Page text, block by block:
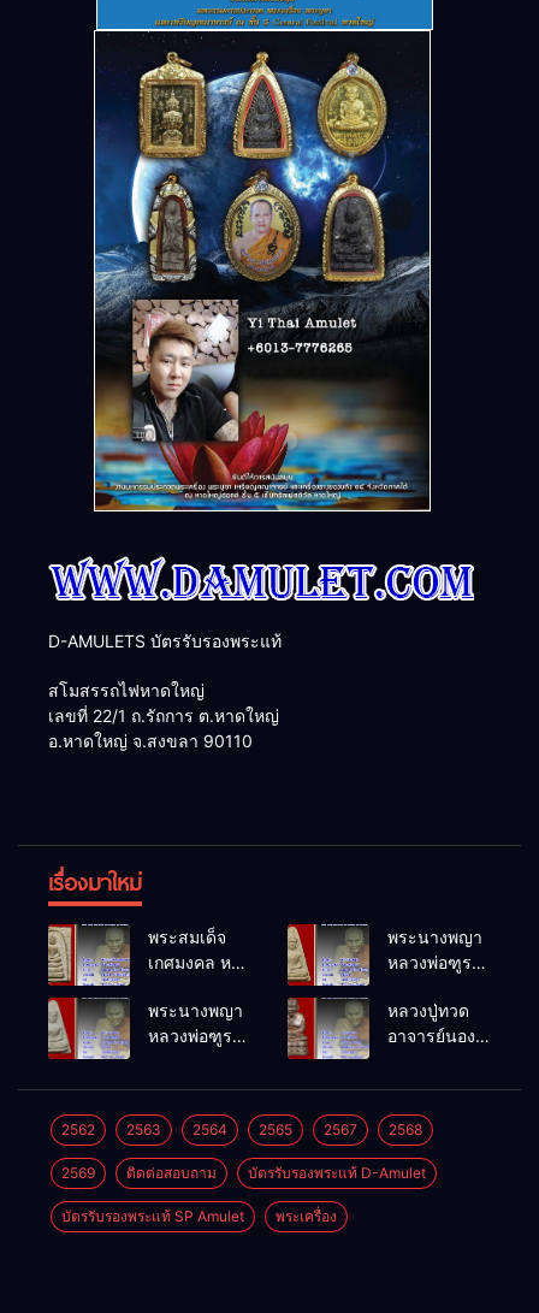
D-AMULETS บัตรรับรองพระแท้
สโมสรรถไฟหาดใหญ่
เลขที่ 22/1 ถ.รัถการ ต.หาดใหญ่
อ.หาดใหญ่ จ.สงขลา 90110
เรื่องมาใหม่
พระสมเด็จ
เกศมงคล หล
โพธิ์นิมิตร
พ.ศ.2512
พระนางพญา
หลวงพ่อฑูรย์
พ.ศ.2512
พระนางพญา
หลวงพ่อฑูรย์
พ.ศ.2512
หลวงปู่ทวด
อาจารย์นอง
พ.ศ.2541
2562 2563 2564 2565 2567 2568
2569 ติดต่อสอบถาม บัตรรับรองพระแท้ D-Amulet
บัตรรับรองพระแท้ SP Amulet พระเครื่อง